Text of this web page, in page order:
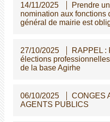
14/11/2025
Prendre
nomination aux fonctions
général de mairie est
27/10/2025
RAPPEL :
élections
de la base Agirhe
06/10/2025
CONGES
AGENTS PUBLICS